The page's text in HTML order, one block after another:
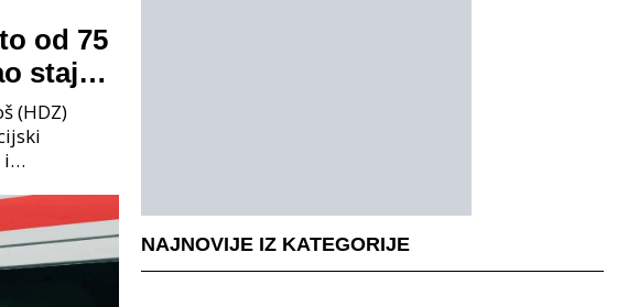
od 75
stajati
(HDZ)
i
NAJNOVIJE IZ KATEGORIJE